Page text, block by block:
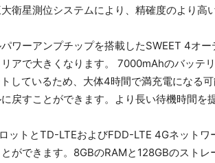
衛星測位システムにより、精確度のより高
ワーアンプチップを搭載したSWEET 4オ
アで大きくなります。 7000mAhのバッテ
しているため、大体4時間で満充電になる
戻すことができます。より長い待機時間を
ットとTD-LTEおよびFDD-LTE 4Gネットワ
ができます。8GBのRAMと128GBのスト